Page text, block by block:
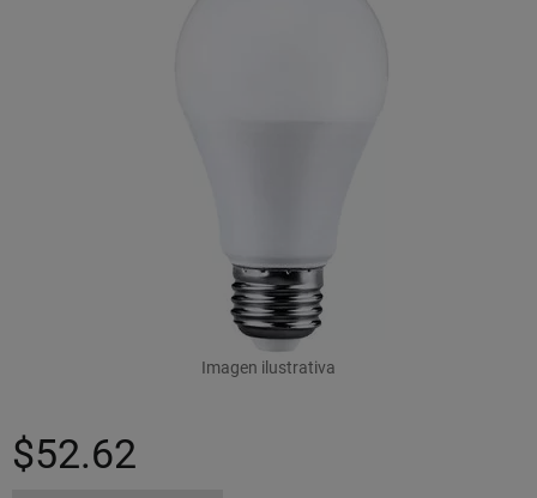
Imagen ilustrativa
$52.62